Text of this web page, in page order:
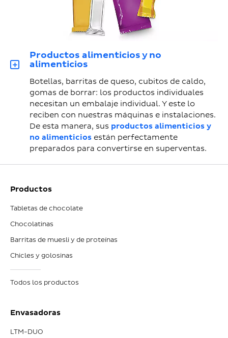
Productos alimenticios y no
alimenticios
Botellas, barritas de queso, cubitos de caldo,
gomas de borrar: los productos individuales
necesitan un embalaje individual. Y este lo
reciben con nuestras máquinas e instalaciones.
De esta manera, sus productos alimenticios y
no alimenticiosestán perfectamente
preparados para convertirse en superventas.
Productos
Tabletas de chocolate
Chocolatinas
Barritas de muesli y de proteínas
Chicles y golosinas
Todos los productos
Envasadoras
LTM-DUO